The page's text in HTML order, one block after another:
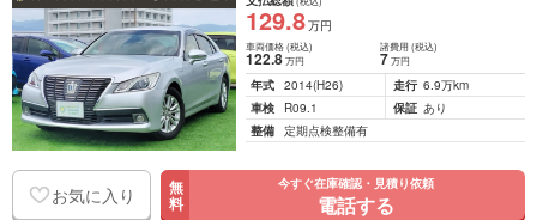
129.8万円
車両価格(税込)
122.8万円
諸費用 (税込)
7 万円
年式 2014(H26) 走行 6.9万km
車検
R09.1 保証 あり
整備 定期点検整備有
お気に入り 無
料
今すぐ在庫確認・見積り依頼
電話する